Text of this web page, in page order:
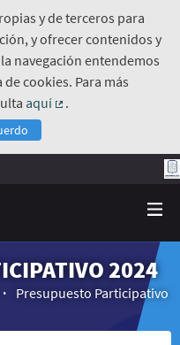
y de terceros para
y ofrecer contenidos y
navegación entendemos
cookies. Para más
aquí
.
2024
Presupuesto Participativo